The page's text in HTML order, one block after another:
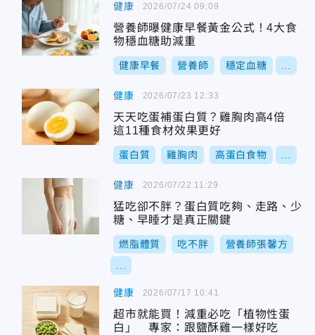
健康
營養師曝健康早餐黃金公式！4大食
物穩血糖助減重
健康早餐 營養師 穩定血糖
2026/07/24 09:09
健康
天天吃蛋補蛋白質？雞胸肉高4倍
這11種食材效果更好
蛋白質 雞胸肉 高蛋白食物
2026/07/23 12:33
健康
猛吃卻不胖？蛋白質吃夠、走路、少
糖、早睡才是真正關鍵
燃脂體質 吃不胖 營養師張馨方
2026/07/22 11:29
健康
超市就能買！減重必吃「植物性蛋
白」 專家：跟鹽酥雞一樣好吃
2026/07/17 10:41